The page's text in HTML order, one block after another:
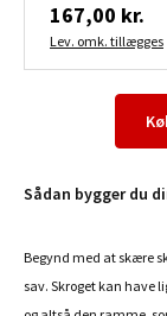
167,00 kr.
Lev. omk. tillægges
Sådan bygger du
Begynd med at skære
sav. Skroget kan have